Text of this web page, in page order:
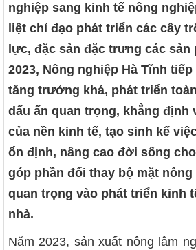
nghiệp sang kinh tế nông
liệt chỉ đạo phát triển các cây
lực, đặc sản đặc trưng các sản
2023, Nông nghiệp Hà Tĩnh
tăng trưởng khá, phát triển
dấu ấn quan trọng, khẳng định
của nền kinh tế, tạo sinh kế
ổn định, nâng cao đời sống
góp phần đổi thay bộ mặt
quan trọng vào phát triển kinh
nhà.
Năm 2023, sản xuất nông lâm